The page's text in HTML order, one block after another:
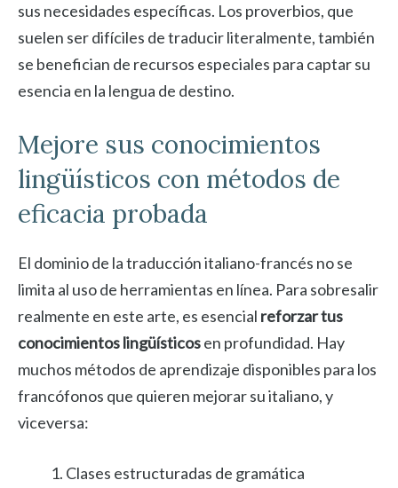
sus necesidades específicas. Los proverbios, que
suelen ser difíciles de traducir literalmente, también
se benefician de recursos especiales para captar su
esencia en la lengua de destino.
Mejore sus conocimientos
lingüísticos con métodos de
eficacia probada
El dominio de la traducción italiano-francés no se
limita al uso de herramientas en línea. Para sobresalir
realmente en este arte, es esencial reforzar tus
conocimientos lingüísticosen profundidad. Hay
muchos métodos de aprendizaje disponibles para los
francófonos que quieren mejorar su italiano, y
viceversa:
Clases estructuradas de gramática